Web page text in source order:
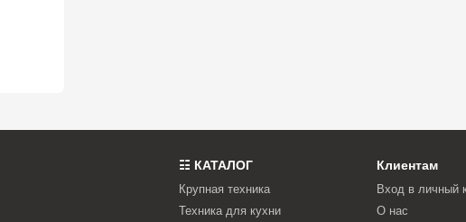
☷ КАТАЛОГ
Крупная техника
Техника для кухни
Клиентам
Вход в личный
О нас